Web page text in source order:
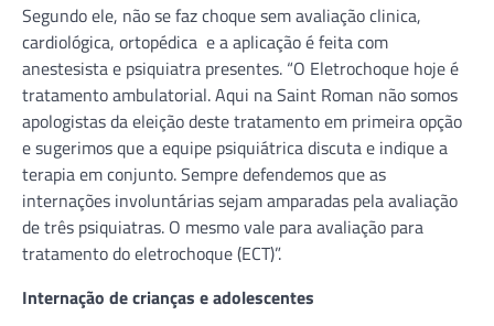
Segundo ele, não se faz choque sem avaliação clinica,
cardiológica, ortopédica e a aplicação é feita com
anestesista e psiquiatra presentes. “O Eletrochoque hoje é
tratamento ambulatorial. Aqui na Saint Roman não somos
apologistas da eleição deste tratamento em primeira opção
e sugerimos que a equipe psiquiátrica discuta e indique a
terapia em conjunto. Sempre defendemos que as
internações involuntárias sejam amparadas pela avaliação
de três psiquiatras. O mesmo vale para avaliação para
tratamento do eletrochoque (ECT)”.
Internação de crianças e adolescentes